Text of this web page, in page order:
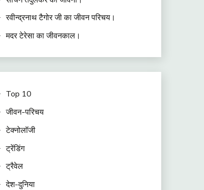
रवीन्द्रनाथ टैगोर जी का जीवन परिचय।
मदर टेरेसा का जीवनकाल।
Top 10
जीवन-परिचय
टेक्नोलॉजी
ट्रेंडिंग
ट्रैवेल
देश-दुनिया